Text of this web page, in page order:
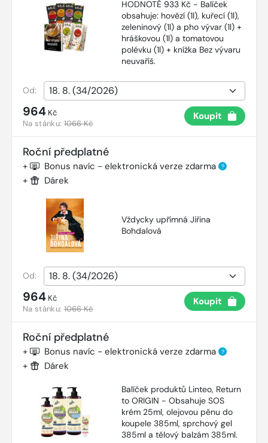
HODNOTĚ 933 Kč - Balíček
obsahuje: hovězí (1l), kuřecí (1l),
zeleninový (1l) a pho vývar (1l) +
hráškovou (1l) a tomatovou
polévku (1l) + knížka Bez vývaru
neuvaříš.
Od:
964 Kč
Na stánku:1066 Kč
Koupit
Roční předplatné
+ Bonus navíc - elektronická verze zdarma ?
+ Dárek
Vždycky upřímná Jiřina
Bohdalová
Od:
964 Kč
Na stánku:1066 Kč
Koupit
Roční předplatné
+ Bonus navíc - elektronická verze zdarma ?
+ Dárek
Balíček produktů Linteo, Return
to ORIGIN - Obsahuje SOS
krém 25ml, olejovou pěnu do
koupele 385ml, sprchový gel
385ml a tělový balzám 385ml.